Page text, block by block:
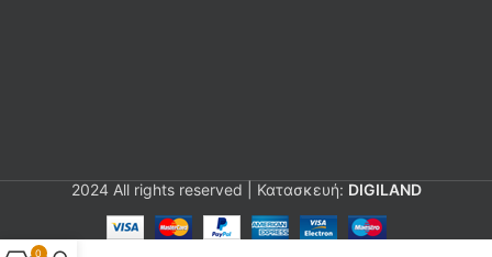
2024 All rights reserved | Κατασκευή: DIGILAND
0